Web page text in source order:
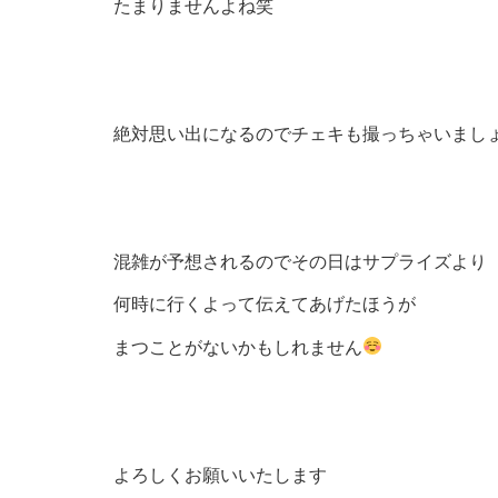
たまりませんよね笑
絶対思い出になるのでチェキも撮っちゃいまし
混雑が予想されるのでその日はサプライズより
何時に行くよって伝えてあげたほうが
まつことがないかもしれません
よろしくお願いいたします